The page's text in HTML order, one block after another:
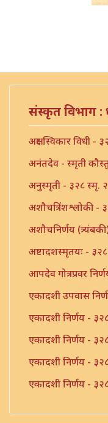
संस्कृत विभाग :
अक्षर स्विकार विधी -
अनंतदेव - स्मृती
अनुस्मृती - ३२८ स्मृ. २
अशौचत्रिंशश्लोकी -
अशौचनिर्णय
अष्टादशस्मृतयः -
आपदेव गोत्रप्रवर
एकादशी उपवास
एकादशी निर्णय -
एकादशी निर्णय -
एकादशी निर्णय -
एकादशी निर्णय -